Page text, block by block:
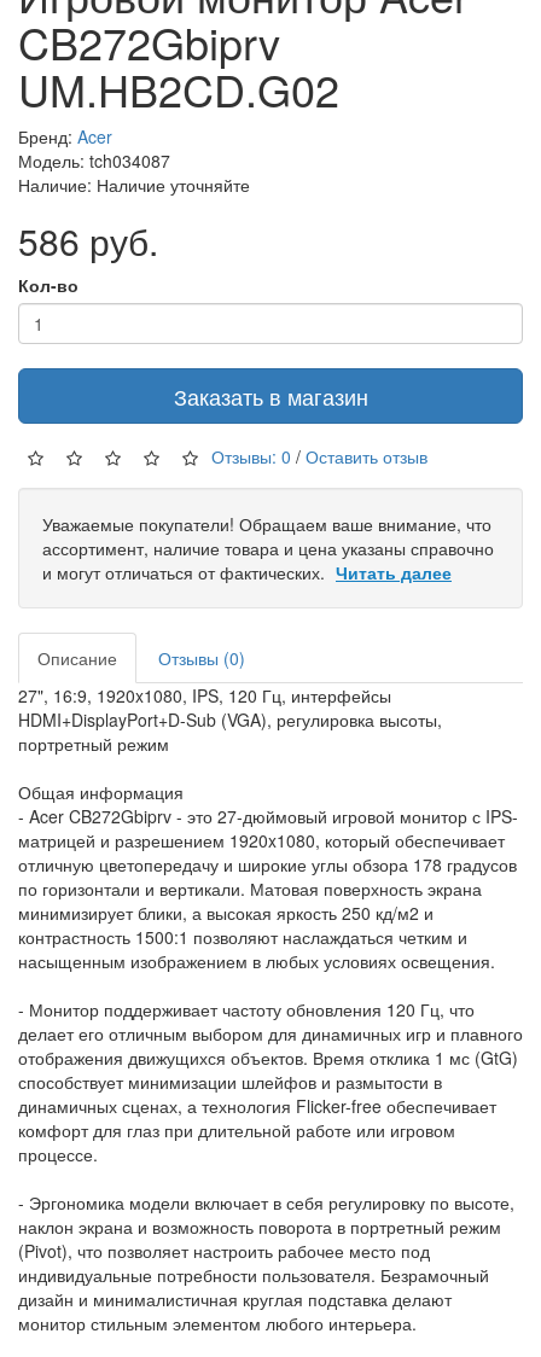
CB272Gbiprv
UM.HB2CD.G02
Бренд: Acer
Модель: tch034087
Наличие: Наличие уточняйте
586 руб.
Кол-во
Заказать в магазин
Отзывы: 0 / Оставить отзыв
Уважаемые покупатели! Обращаем ваше внимание, что
ассортимент, наличие товара и цена указаны справочно
и могут отличаться от фактических. Читать далее
Описание
Отзывы (0)
27", 16:9, 1920x1080, IPS, 120 Гц, интерфейсы
HDMI+DisplayPort+D-Sub (VGA), регулировка высоты,
портретный режим
Общая информация
- Acer CB272Gbiprv - это 27-дюймовый игровой монитор с IPS-
матрицей и разрешением 1920x1080, который обеспечивает
отличную цветопередачу и широкие углы обзора 178 градусов
по горизонтали и вертикали. Матовая поверхность экрана
минимизирует блики, а высокая яркость 250 кд/м2 и
контрастность 1500:1 позволяют наслаждаться четким и
насыщенным изображением в любых условиях освещения.
- Монитор поддерживает частоту обновления 120 Гц, что
делает его отличным выбором для динамичных игр и плавного
отображения движущихся объектов. Время отклика 1 мс (GtG)
способствует минимизации шлейфов и размытости в
динамичных сценах, а технология Flicker-free обеспечивает
комфорт для глаз при длительной работе или игровом
процессе.
- Эргономика модели включает в себя регулировку по высоте,
наклон экрана и возможность поворота в портретный режим
(Pivot), что позволяет настроить рабочее место под
индивидуальные потребности пользователя. Безрамочный
дизайн и минималистичная круглая подставка делают
монитор стильным элементом любого интерьера.